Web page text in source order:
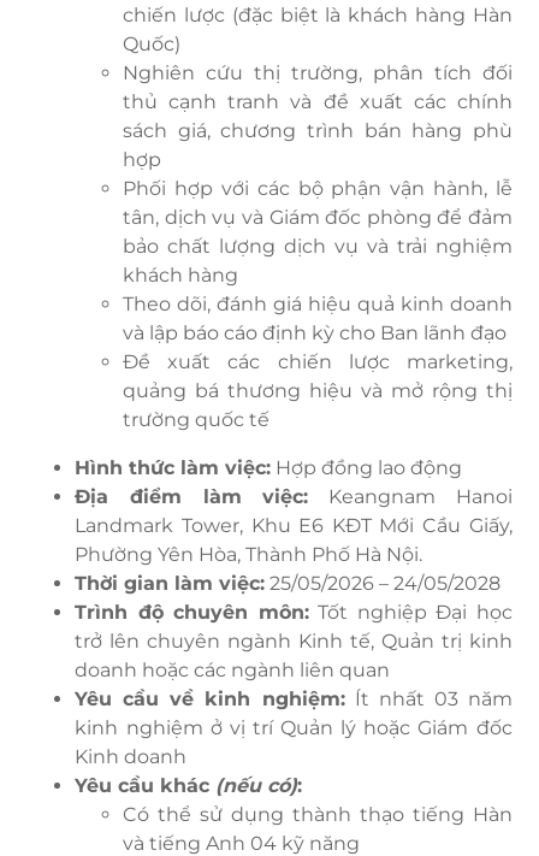
chiến lược (đặc biệt là khách hàng Hàn
Quốc)
Nghiên cứu thị trường, phân tích đối
thủ cạnh tranh và đề xuất các chính
sách giá, chương trình bán hàng phù
hợp
Phối hợp với các bộ phận vận hành, lễ
tân, dịch vụ và Giám đốc phòng để đảm
bảo chất lượng dịch vụ và trải nghiệm
khách hàng
Theo dõi, đánh giá hiệu quả kinh doanh
và lập báo cáo định kỳ cho Ban lãnh đạo
Đề xuất các chiến lược marketing,
quảng bá thương hiệu và mở rộng thị
trường quốc tế
Hình thức làm việc: Hợp đồng lao động
Địa điểm làm việc: Keangnam Hanoi
Landmark Tower, Khu E6 KĐT Mới Cầu Giấy,
Phường Yên Hòa, Thành Phố Hà Nội.
Thời gian làm việc: 25/05/2026 – 24/05/2028
Trình độ chuyên môn:Tốt nghiệp Đại học
trở lên chuyên ngành Kinh tế, Quản trị kinh
doanh hoặc các ngành liên quan
Yêu cầu về kinh nghiệm:Ít nhất 03 năm
kinh nghiệm ở vị trí Quản lý hoặc Giám đốc
Kinh doanh
Yêu cầu khác (nếu có):
Có thể sử dụng thành thạo tiếng Hàn
và tiếng Anh 04 kỹ năng